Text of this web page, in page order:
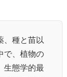
、種と苗以
で、植物の
生態学的最